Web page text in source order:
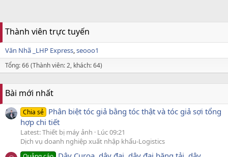
Thành viên trực tuyến
Văn Nhã _LHP Express seooo1
Tổng: 66 (Thành viên: 2, khách: 64)
Bài mới nhất
Chia sẻ Phân biệt tóc giả bằng tóc thật và tóc giả sợi tổng
hợp chi tiết
Latest: Thiết bị máy ảnh
Lúc 09:21
Dịch vụ doanh nghiệp xuất nhập khẩu-Logistics